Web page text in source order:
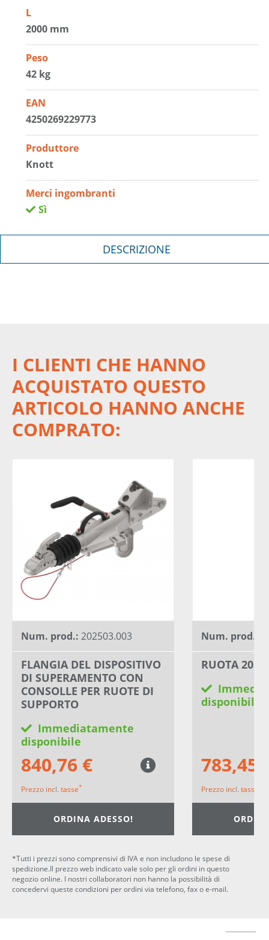
L
2000 mm
Peso
42 kg
EAN
4250269229773
Produttore
Knott
Merci ingombranti
Sì
DESCRIZIONE
I CLIENTI CHE HANNO
ACQUISTATO QUESTO
ARTICOLO HANNO ANCHE
COMPRATO:
Num. prod.: 202503.003
FLANGIA DEL DISPOSITIVO
DI SUPERAMENTO CON
CONSOLLE PER RUOTE DI
SUPPORTO
Immediatamente
disponibile
840,76 €
Prezzo incl. tasse*
ORDINA ADESSO!
Num. prod.:
RUOTA 205/
disponibile
783,45
Prezzo incl. tasse
*Tutti i prezzi sono comprensivi di IVA e non includono le spese di
spedizione.Il prezzo web indicato vale solo per gli ordini in questo
negozio online. I nostri collaboratori non hanno la possibilità di
concedervi queste condizioni per ordini via telefono, fax o e-mail.